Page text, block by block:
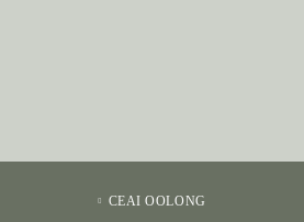
CEAI OOLONG